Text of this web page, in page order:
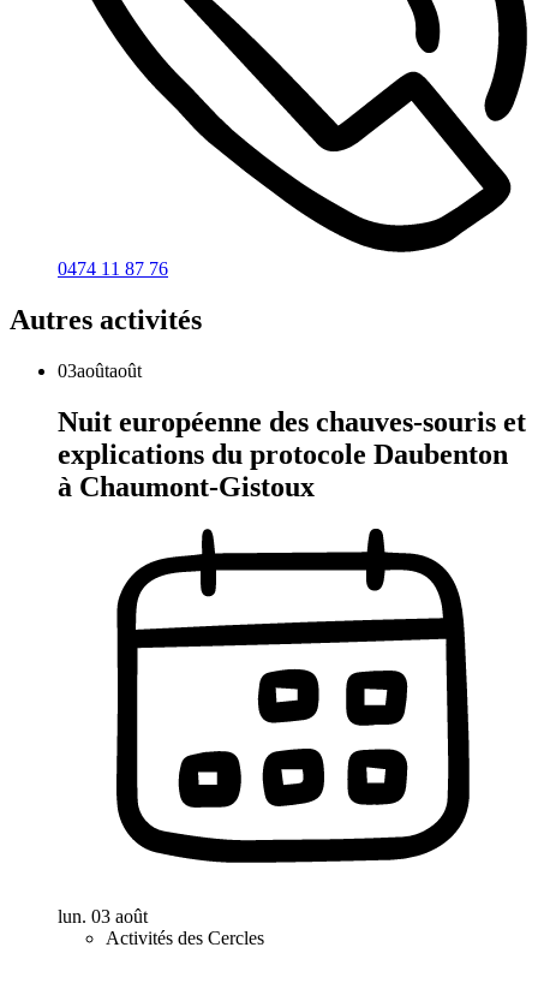
0474 11 87 76
Autres activités
03aoûtaoût
Nuit européenne des chauves-souris et
explications du protocole Daubenton
à Chaumont-Gistoux
lun. 03 août
Activités des Cercles